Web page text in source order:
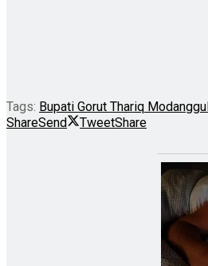
Tags: Bupati Gorut Thariq Modanggu
ShareSend TweetShare